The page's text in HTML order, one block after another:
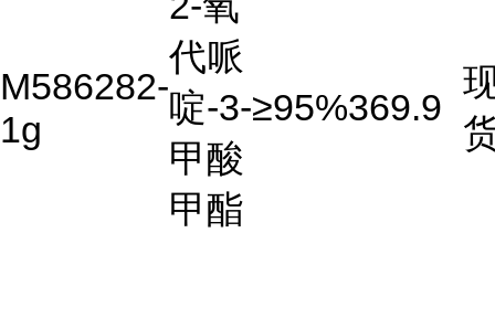
M586282-
1g
代哌
啶-3-
甲酸
甲酯
≥95%369.9